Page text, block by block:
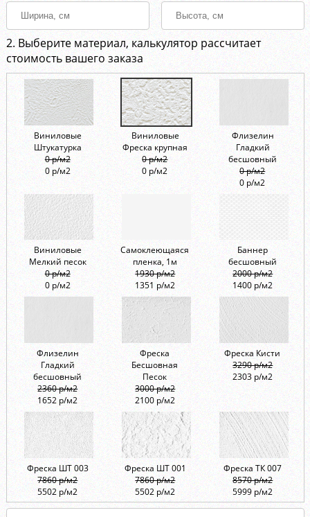
2. Выберите материал, калькулятор рассчитает
стоимость вашего заказа
Виниловые
Штукатурка
0 р/м2
0 р/м2
Виниловые
Фреска крупная
0 р/м2
0 р/м2
Флизелин
Гладкий
бесшовный
0 р/м2
0 р/м2
Виниловые
Мелкий песок
0 р/м2
0 р/м2
Самоклеющаяся
пленка, 1м
1930 р/м2
1351 р/м2
Баннер
бесшовный
2000 р/м2
1400 р/м2
Флизелин
Гладкий
бесшовный
2360 р/м2
1652 р/м2
Фреска
Бесшовная
Песок
3000 р/м2
2100 р/м2
Фреска Кисти
3290 р/м2
2303 р/м2
Фреска ШТ 003
7860 р/м2
5502 р/м2
Фреска ШТ 001
7860 р/м2
5502 р/м2
Фреска ТК 007
8570 р/м2
5999 р/м2